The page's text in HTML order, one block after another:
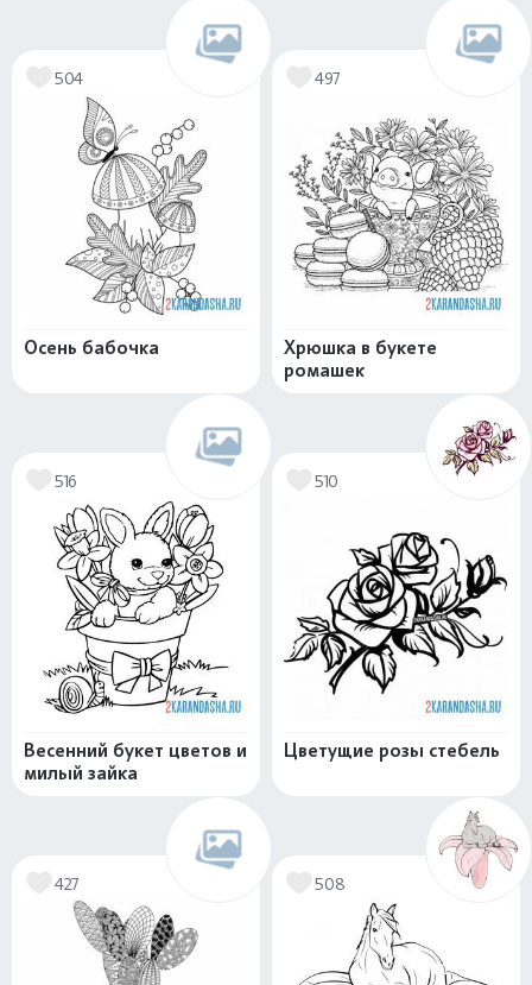
504
Осень бабочка
497
Хрюшка в букете
ромашек
516
Весенний букет цветов и
милый зайка
510
Цветущие розы стебель
427 508